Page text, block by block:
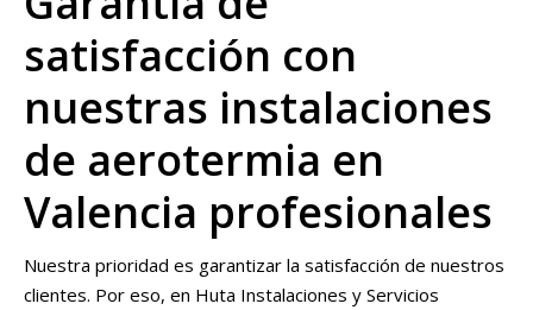
satisfacción con
nuestras instalaciones
de aerotermia en
Valencia profesionales
Nuestra prioridad es garantizar la satisfacción de nuestros
clientes. Por eso, en Huta Instalaciones y Servicios